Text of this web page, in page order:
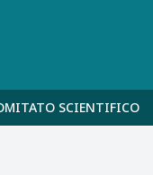
SCIENTIFICO